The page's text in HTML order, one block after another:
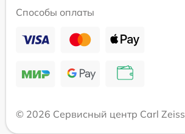
Способы оплаты
© 2026 Сервисный центр Carl Zeiss